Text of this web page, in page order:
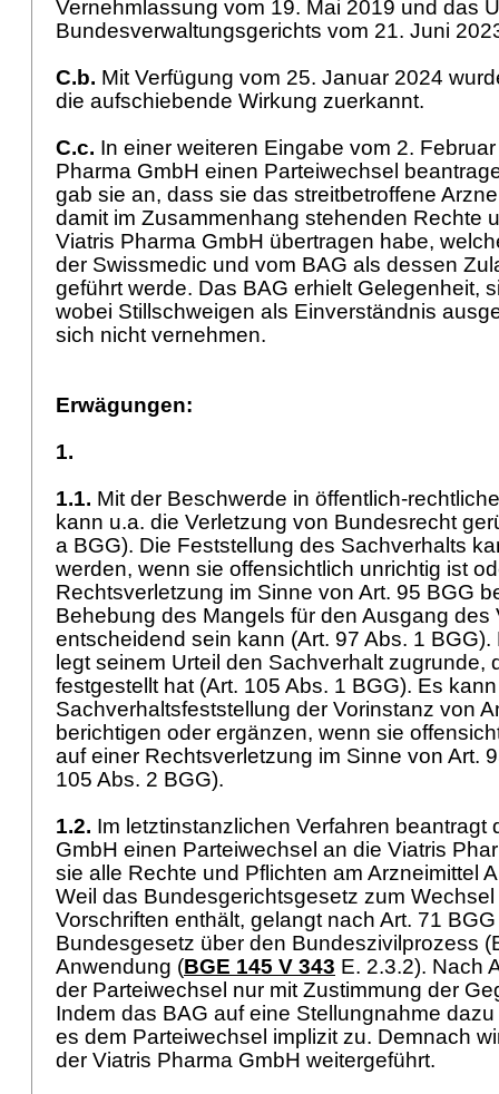
Vernehmlassung vom 19. Mai 2019 und das
Bundesverwaltungsgerichts vom 21. Juni
C.b. Mit Verfügung vom 25. Januar 2024
die aufschiebende Wirkung zuerkannt.
C.c. In einer weiteren Eingabe vom 2.
Pharma GmbH einen Parteiwechsel
gab sie an, dass sie das streitbetroffene
damit im Zusammenhang stehenden Rechte
Viatris Pharma GmbH übertragen habe,
der Swissmedic und vom BAG als dessen
geführt werde. Das BAG erhielt Gelegenheit,
wobei Stillschweigen als Einverständnis
sich nicht vernehmen.
Erwägungen:
1.
1.1. Mit der Beschwerde in öffentlich-
kann u.a. die Verletzung von Bundesrecht
a BGG). Die Feststellung des Sachverhalts
werden, wenn sie offensichtlich unrichtig ist
Rechtsverletzung im Sinne von Art. 95 BGG
Behebung des Mangels für den Ausgang des
entscheidend sein kann (Art. 97 Abs. 1 BGG).
legt seinem Urteil den Sachverhalt zugrunde,
festgestellt hat (Art. 105 Abs. 1 BGG). Es
Sachverhaltsfeststellung der Vorinstanz von
berichtigen oder ergänzen, wenn sie
auf einer Rechtsverletzung im Sinne von Art.
105 Abs. 2 BGG).
1.2. Im letztinstanzlichen Verfahren beantragt
GmbH einen Parteiwechsel an die Viatris
sie alle Rechte und Pflichten am Arzneimittel
Weil das Bundesgerichtsgesetz zum
Vorschriften enthält, gelangt nach Art. 71 BGG
Bundesgesetz über den Bundeszivilprozess
Anwendung (BGE 145 V 343 E. 2.3.2). Nach
der Parteiwechsel nur mit Zustimmung der
Indem das BAG auf eine Stellungnahme
es dem Parteiwechsel implizit zu. Demnach
der Viatris Pharma GmbH weitergeführt.